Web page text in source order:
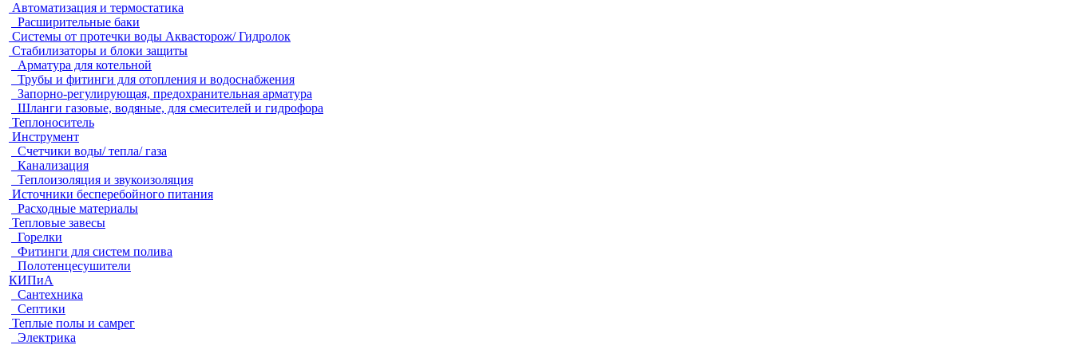
Автоматизация и термостатика
Расширительные баки
Системы от протечки воды Аквасторож/ Гидролок
Стабилизаторы и блоки защиты
Арматура для котельной
Трубы и фитинги для отопления и водоснабжения
Запорно-регулирующая, предохранительная арматура
Шланги газовые, водяные, для смесителей и гидрофора
Теплоноситель
Инструмент
Счетчики воды/ тепла/ газа
Канализация
Теплоизоляция и звукоизоляция
Источники бесперебойного питания
Расходные материалы
Тепловые завесы
Горелки
Фитинги для систем полива
Полотенцесушители
КИПиА
Сантехника
Септики
Теплые полы и самрег
Электрика